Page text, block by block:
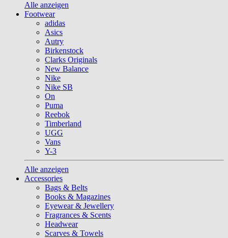
Alle anzeigen
Footwear
adidas
Asics
Autry
Birkenstock
Clarks Originals
New Balance
Nike
Nike SB
On
Puma
Reebok
Timberland
UGG
Vans
Y-3
Alle anzeigen
Accessories
Bags & Belts
Books & Magazines
Eyewear & Jewellery
Fragrances & Scents
Headwear
Scarves & Towels